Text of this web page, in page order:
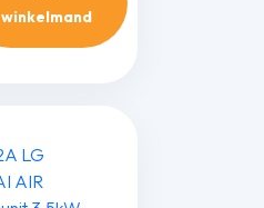
winkelmand